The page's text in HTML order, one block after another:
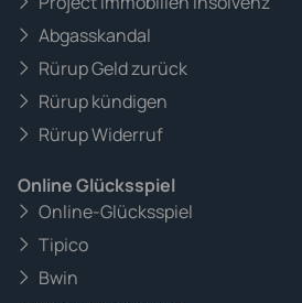
Abgasskandal
Rürup Geld zurück
Rürup kündigen
Rürup Widerruf
Online Glücksspiel
Online-Glücksspiel
Tipico
Bwin